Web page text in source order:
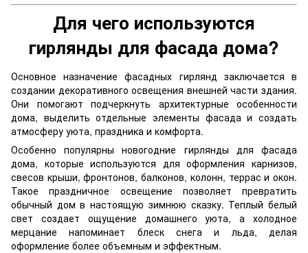
Для чего используются
гирлянды для фасада дома?
Основное назначение фасадных гирлянд заключается в
создании декоративного освещения внешней части здания.
Они помогают подчеркнуть архитектурные особенности
дома, выделить отдельные элементы фасада и создать
атмосферу уюта, праздника и комфорта.
Особенно популярны новогодние гирлянды для фасада
дома, которые используются для оформления карнизов,
свесов крыши, фронтонов, балконов, колонн, террас и окон.
Такое праздничное освещение позволяет превратить
обычный дом в настоящую зимнюю сказку. Теплый белый
свет создает ощущение домашнего уюта, а холодное
мерцание напоминает блеск снега и льда, делая
оформление более объемным и эффектным.